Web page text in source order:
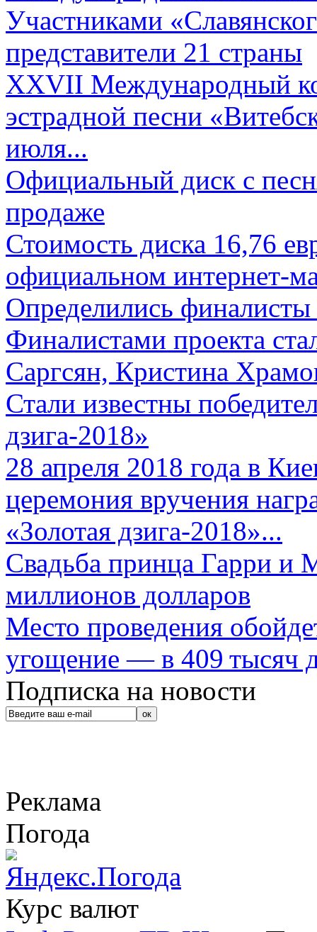
Участниками
представители 21 страны
XXVII Международный
эстрадной песни
июля...
Официальный диск с
продаже
Стоимость диска 16,76
официальном интернет-
Определились
Финалистами проекта
Саргсян, Кристина
Стали известны
дзига-2018»
28 апреля 2018 года в
церемония вручения
«Золотая дзига-2018»...
Свадьба принца Гарри и
миллионов долларов
Место проведения
угощение — в 409 тысяч
Подписка на новости
Реклама
Погода
Курс валют